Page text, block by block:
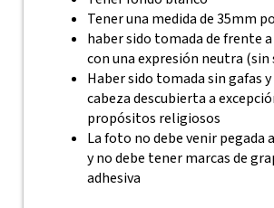
Tener una medida de 35mm
haber sido tomada de frente
con una expresión neutra (sin
Haber sido tomada sin gafas
cabeza descubierta a
propósitos religiosos
La foto no debe venir pegada
y no debe tener marcas de
adhesiva